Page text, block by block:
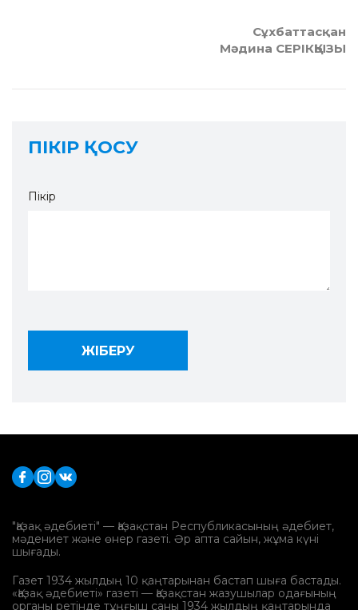
Сұхбаттасқан
Мәдина СЕРІКҚЫЗЫ
ПІКІР ҚОСУ
Пікір
"Қазақ әдебиеті" — Қазақстан Республикасының әдебиет,
мәдениет және өнер газеті. Әр апта сайын, жұма күні
шығады.
Газет 1934 жылдың 10 қаңтарынан бастап шыға бастады.
«Қазақ әдебиеті» газеті — Қазақстан жазушылар одағының
органы ретінде тұңғыш саны 1934 жылдың қаңтарында